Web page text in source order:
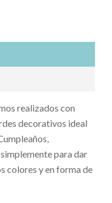
realizados con
decorativos ideal
para dar
colores y en forma de